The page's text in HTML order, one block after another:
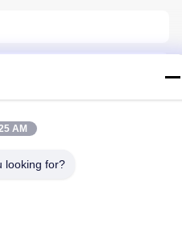
AM
looking for?